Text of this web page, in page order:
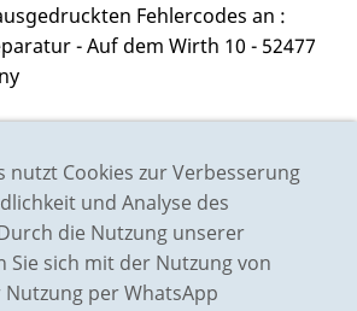
Fehlercodes an :
- Auf dem Wirth 10 - 52477
nutzt Cookies zur Verbesserung
und Analyse des
die Nutzung unserer
Sie sich mit der Nutzung von
per WhatsApp